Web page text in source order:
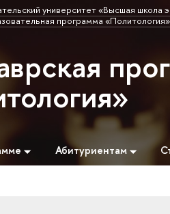
университет «Высшая школа
программа «Политология»
Абитуриентам